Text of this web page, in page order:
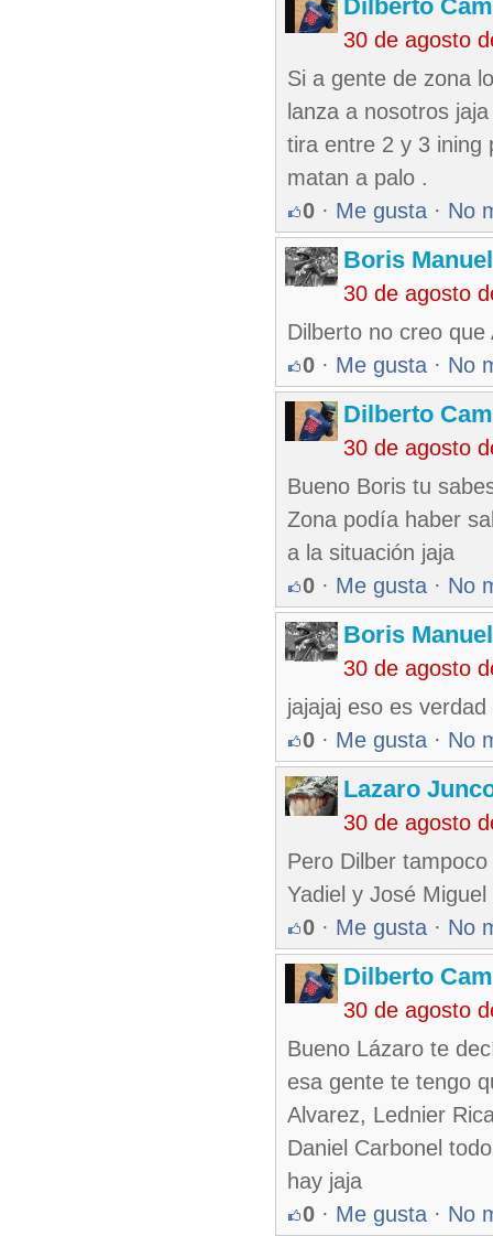
Dilberto
30 de agosto
Si a gente de zona
lanza a nosotros
tira entre 2 y 3 ining
matan a palo .
0 · Me gusta · No
Boris
30 de agosto
Dilberto no creo
0 · Me gusta · No
Dilberto
30 de agosto
Bueno Boris tu
Zona podía haber
a la situación jaja
0 · Me gusta · No
Boris
30 de agosto
jajajaj eso es
0 · Me gusta · No
Lazaro
30 de agosto
Pero Dilber
Yadiel y José
0 · Me gusta · No
Dilberto
30 de agosto
Bueno Lázaro te
esa gente te tengo
Alvarez, Lednier
Daniel Carbonel
hay jaja
0 · Me gusta · No